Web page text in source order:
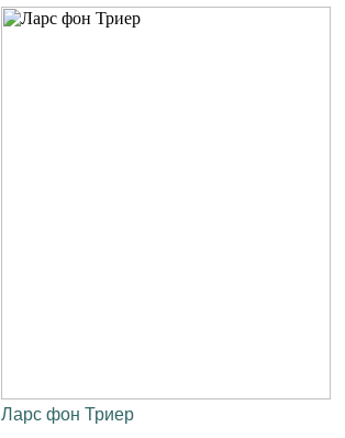
Ларс фон Триер